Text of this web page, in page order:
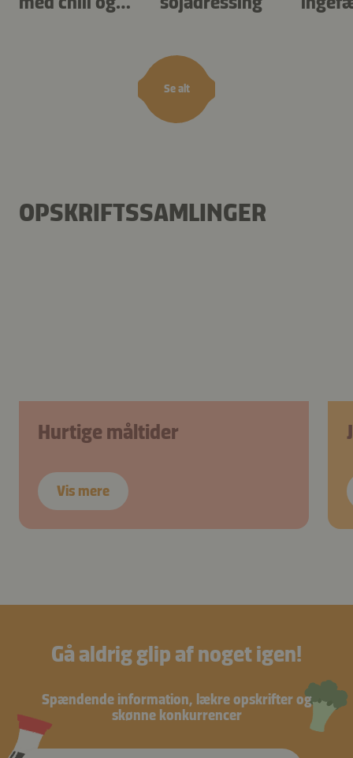
Se alt
OPSKRIFTSSAMLINGER
Hurtige måltider
Vis mere
Gå aldrig glip af noget igen!
Spændende information, lækre opskrifter og
skønne konkurrencer